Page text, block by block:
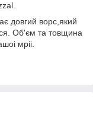
довгий ворс,який
Об'єм та товщина
мріі.